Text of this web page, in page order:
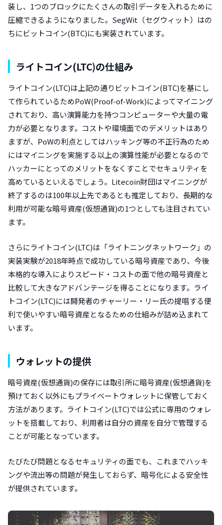
装し、1つのブロックにたくさんの取引データを入れるために
圧縮できるようになりました。SegWit（セグウィット）はの
ちにビットコイン(BTC)にも実装されています。
ライトコイン(LTC)の仕組み
ライトコイン(LTC)は上記の通りビットコイン(BTC)を基にし
て作られているためPoW(Proof-of-Work)によってマイニング
されており、高い演算能力を持つコンピューターや大量の電
力が必要となります。コストや環境面でのデメリットはあり
ますが、PoWの利点としてはハッキング等の不正行為のため
にはマイニングを実施する以上の演算性能が必要となるので
ハッカーにとってのメリットをなくすことでセキュリティを
高めているといえるでしょう。Litecoin財団はマイニングが
終了するのは100年以上先であるとも推定しており、長期的な
利用が可能な暗号資産(仮想通貨)の1つとしても注目されてい
ます。
さらにライトコイン(LTC)は「ライトニングネットワーク」の
実装実験が2018年時点で成功している暗号資産であり、今後
本格的な導入によりスピード・コストの面で他の暗号資産と
比較して大きなアドバンテージを得ることになります。ライ
トコイン(LTC)には開発者のチャーリー・リー氏の提唱する便
利で使いやすい暗号資産となるための仕組みが詰め込まれて
います。
ウォレットの提供
暗号資産(仮想通貨)の保存には取引所に暗号資産(仮想通貨)を
預けておく以外にもプライベートウォレットに保管しておく
方法があります。ライトコイン(LTC)では公式に専用のウォレ
ットを搭載しており、利用者は自分の資産を自分で管理する
ことが可能となっています。
たびたび問題となるセキュリティの面でも、これまでハッキ
ングや流出等の問題が発生しておらず、暗号化による安全性
が提供されています。